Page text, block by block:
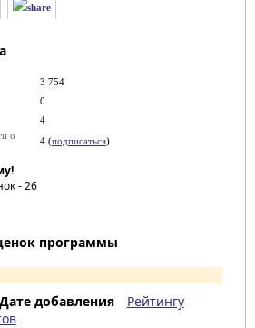
3 754
0
4
о
4 (подписаться)
-26
программы
Дате добавления
Рейтингу